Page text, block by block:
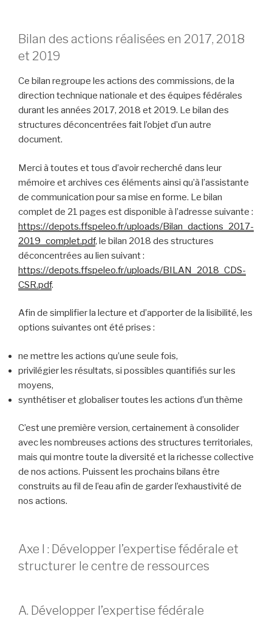
Bilan des actions réalisées en 2017, 2018
et 2019
Ce bilan regroupe les actions des commissions, de la
direction technique nationale et des équipes fédérales
durant les années 2017, 2018 et 2019. Le bilan des
structures déconcentrées fait l’objet d’un autre
document.
Merci à toutes et tous d’avoir recherché dans leur
mémoire et archives ces éléments ainsi qu’à l’assistante
de communication pour sa mise en forme. Le bilan
complet de 21 pages est disponible à l’adresse suivante :
https://depots.ffspeleo.fr/uploads/Bilan_dactions_2017-
2019_complet.pdf, le bilan 2018 des structures
déconcentrées au lien suivant :
https://depots.ffspeleo.fr/uploads/BILAN_2018_CDS-
CSR.pdf.
Afin de simplifier la lecture et d’apporter de la lisibilité, les
options suivantes ont été prises :
ne mettre les actions qu’une seule fois,
privilégier les résultats, si possibles quantifiés sur les
moyens,
synthétiser et globaliser toutes les actions d’un thème
C’est une première version, certainement à consolider
avec les nombreuses actions des structures territoriales,
mais qui montre toute la diversité et la richesse collective
de nos actions. Puissent les prochains bilans être
construits au fil de l’eau afin de garder l’exhaustivité de
nos actions.
Axe I : Développer l’expertise fédérale et
structurer le centre de ressources
A. Développer l’expertise fédérale